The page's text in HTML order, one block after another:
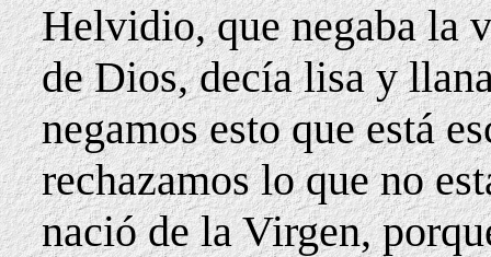
Helvidio, que negaba la
de Dios, decía lisa y
negamos esto que está
rechazamos lo que no
nació de la Virgen,